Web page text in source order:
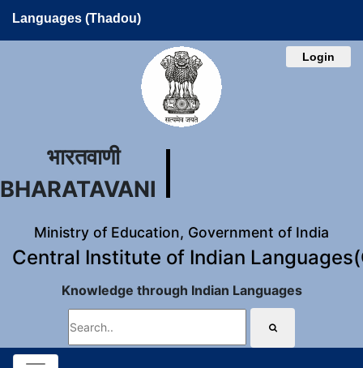
Languages (Thadou)
Login
भारतवाणी
BHARATAVANI
Ministry of Education, Government of India
Central Institute of Indian
Knowledge through Indian Languages